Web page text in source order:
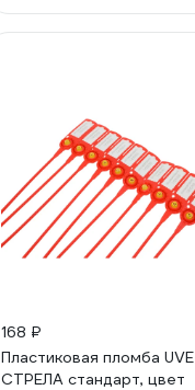
168 ₽
Пластиковая пломба UVE
СТРЕЛА стандарт, цвет